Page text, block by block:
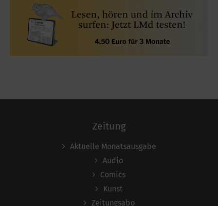
Zeitung
Aktuelle Monatsausgabe
Audio
Comics
Kunst
Zeitungsabo